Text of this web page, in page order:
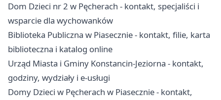
Dom Dzieci nr 2 w Pęcherach - kontakt, specjaliści i
wsparcie dla wychowanków
Biblioteka Publiczna w Piasecznie - kontakt, filie, karta
biblioteczna i katalog online
Urząd Miasta i Gminy Konstancin-Jeziorna - kontakt,
godziny, wydziały i e-usługi
Domy Dzieci w Pęcherach w Piasecznie - kontakt,